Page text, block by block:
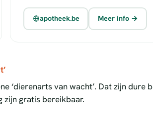
apotheek.be Meer info →
‘dierenarts van wacht’. Dat zijn dure
zijn gratis bereikbaar.